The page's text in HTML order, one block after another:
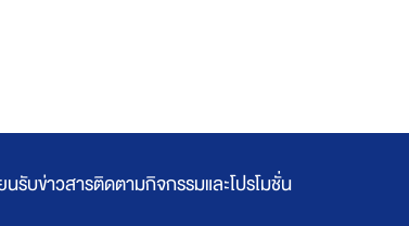
นรับข่าวสารติดตามกิจกรรมและโปรโมชั่น